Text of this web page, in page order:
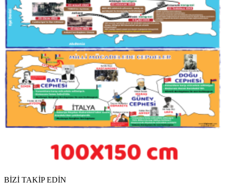
BİZİ TAKİP EDİN